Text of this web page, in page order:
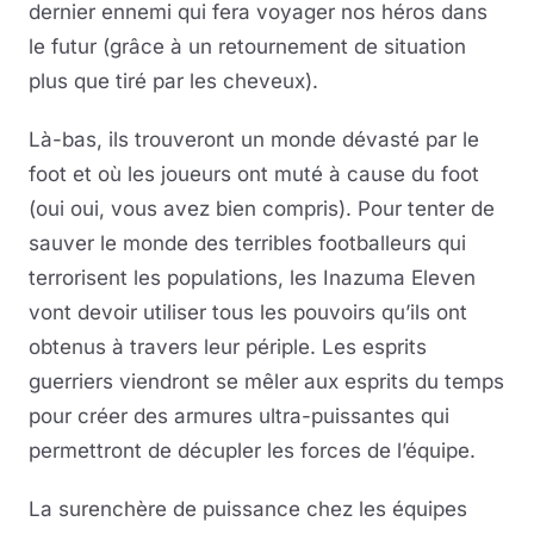
dernier ennemi qui fera voyager nos héros dans
le futur (grâce à un retournement de situation
plus que tiré par les cheveux).
Là-bas, ils trouveront un monde dévasté par le
foot et où les joueurs ont muté à cause du foot
(oui oui, vous avez bien compris). Pour tenter de
sauver le monde des terribles footballeurs qui
terrorisent les populations, les Inazuma Eleven
vont devoir utiliser tous les pouvoirs qu’ils ont
obtenus à travers leur périple. Les esprits
guerriers viendront se mêler aux esprits du temps
pour créer des armures ultra-puissantes qui
permettront de décupler les forces de l’équipe.
La surenchère de puissance chez les équipes